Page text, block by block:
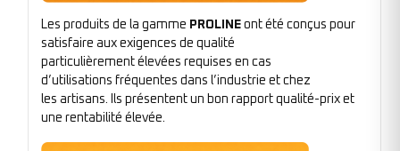
Les produits de la gamme PROLINE ont été conçus pour
satisfaire aux exigences de qualité
particulièrement élevées requises en cas
d’utilisations fréquentes dans l’industrie et chez
les artisans. Ils présentent un bon rapport qualité-prix et
une rentabilité élevée.